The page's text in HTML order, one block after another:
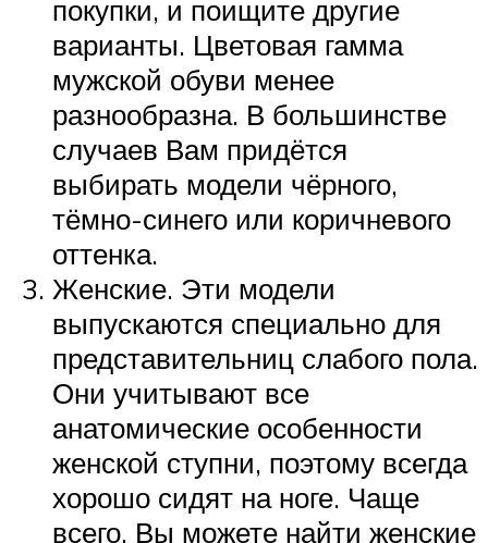
покупки, и поищите другие
варианты. Цветовая гамма
мужской обуви менее
разнообразна. В большинстве
случаев Вам придётся
выбирать модели чёрного,
тёмно-синего или коричневого
оттенка.
Женские. Эти модели
выпускаются специально для
представительниц слабого пола.
Они учитывают все
анатомические особенности
женской ступни, поэтому всегда
хорошо сидят на ноге. Чаще
всего, Вы можете найти женские